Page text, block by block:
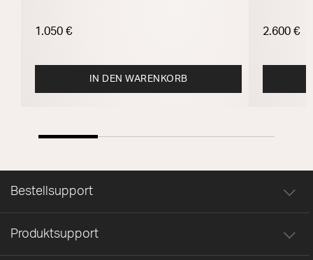
1.050 €
IN DEN WARENKORB
2.600 €
Bestellsupport
Produktsupport